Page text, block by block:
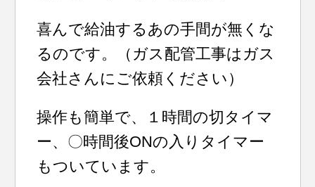
喜んで給油するあの手間が無くな
るのです。（ガス配管工事はガス
会社さんにご依頼ください）
操作も簡単で、１時間の切タイマ
ー、〇時間後ONの入りタイマー
もついています。